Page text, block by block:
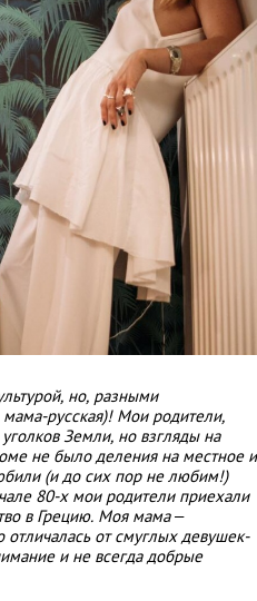
но, разными
мама-русская)! Мои родители,
Земли, но взгляды на
не было деления на местное и
(и до сих пор не любим!)
80-х мои родители приехали
в Грецию. Моя мама –
от смуглых девушек-
и не всегда добрые